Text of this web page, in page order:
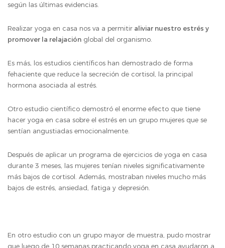
según las últimas evidencias.
Realizar yoga en casa nos va a permitir aliviar nuestro estrés y
promover la relajación global del organismo.
Es más, los estudios científicos han demostrado de forma
fehaciente que reduce la secreción de cortisol, la principal
hormona asociada al estrés.
Otro estudio científico demostró el enorme efecto que tiene
hacer yoga en casa sobre el estrés en un grupo mujeres que se
sentían angustiadas emocionalmente.
Después de aplicar un programa de ejercicios de yoga en casa
durante 3 meses, las mujeres tenían niveles significativamente
más bajos de cortisol. Además, mostraban niveles mucho más
bajos de estrés, ansiedad, fatiga y depresión.
En otro estudio con un grupo mayor de muestra, pudo mostrar